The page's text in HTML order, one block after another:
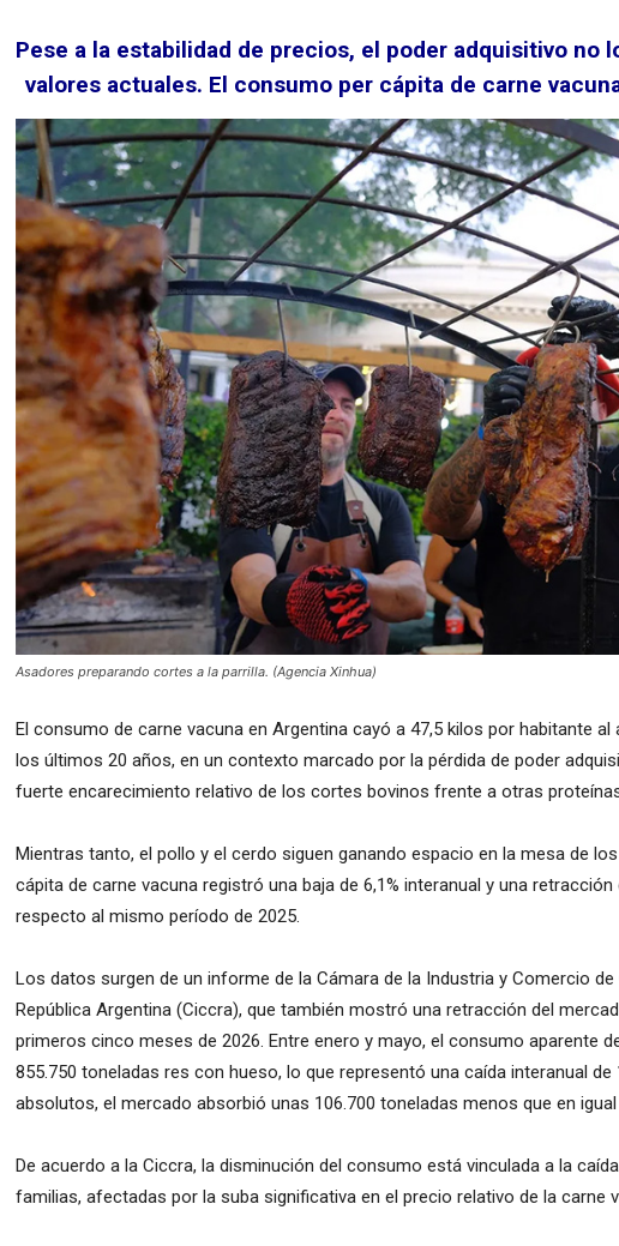
Pese a la estabilidad de precios, el poder adquisitivo no
valores actuales. El consumo per cápita de carne
Asadores preparando cortes a la parrilla. (Agencia Xinhua)
El consumo de carne vacuna en Argentina cayó a 47,5 kilos por habitante
los últimos 20 años, en un contexto marcado por la pérdida de poder
fuerte encarecimiento relativo de los cortes bovinos frente a otras
Mientras tanto, el pollo y el cerdo siguen ganando espacio en la mesa de
cápita de carne vacuna registró una baja de 6,1% interanual y una
respecto al mismo período de 2025.
Los datos surgen de un informe de la Cámara de la Industria y Comercio de
República Argentina (Ciccra), que también mostró una retracción del
primeros cinco meses de 2026. Entre enero y mayo, el consumo aparente
855.750 toneladas res con hueso, lo que representó una caída interanual de
absolutos, el mercado absorbió unas 106.700 toneladas menos que en
De acuerdo a la Ciccra, la disminución del consumo está vinculada a la
familias, afectadas por la suba significativa en el precio relativo de la carne